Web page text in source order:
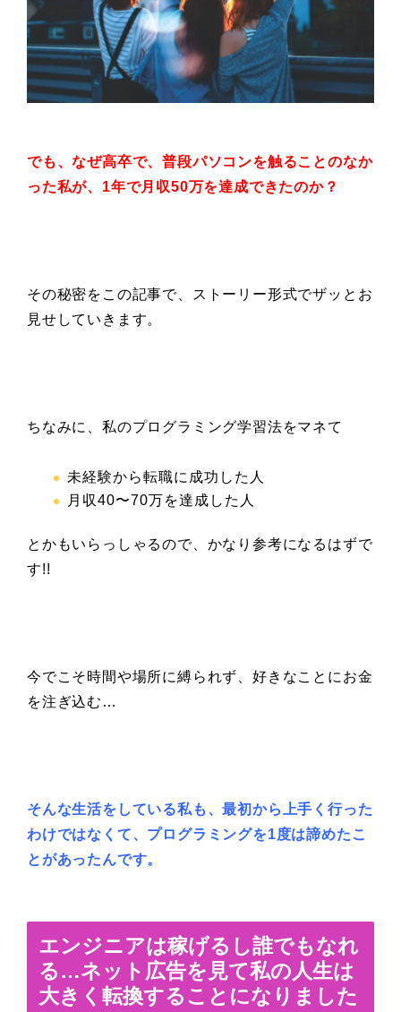
でも、なぜ高卒で、普段パソコンを触ることのなか
った私が、 1年で月収50万を達成できたのか？
その秘密をこの記事で、ストーリー形式でザッとお
見せしていきます。
ちなみに、私のプログラミング学習法をマネて
未経験から転職に成功した人
月収40〜70万を達成した人
とかもいらっしゃるので、かなり参考になるはずで
す!!
今でこそ時間や場所に縛られず、好きなことにお金
を注ぎ込む…
そんな生活をしている私も、最初から上手く行った
わけではなくて、プログラミングを1度は諦めたこ
とがあったんです。
エンジニアは稼げるし誰でもなれ
る…ネット広告を見て私の人生は
大きく転換することになりました